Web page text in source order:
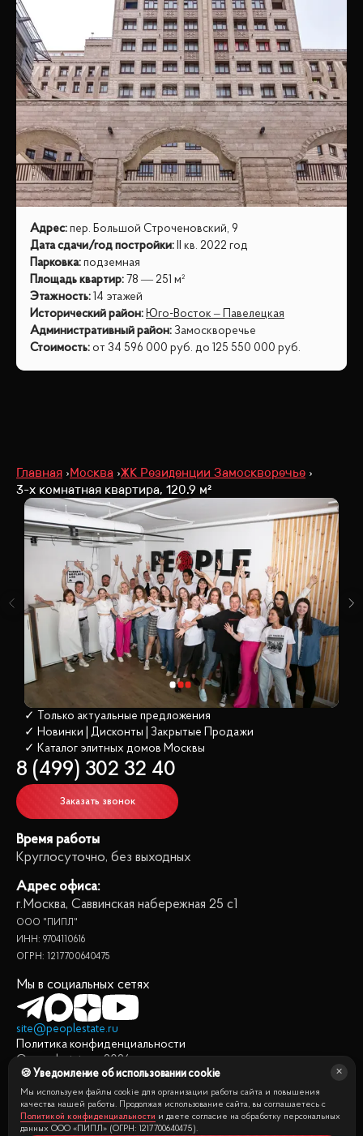
Адрес: пер. Большой Строченовский, 9
Дата сдачи/год постройки: II кв. 2022 год
Парковка: подземная
Площадь квартир: 78 — 251 м²
Этажность: 14 этажей
Исторический район: Юго-Восток – Павелецкая
Административный район: Замоскворечье
Стоимость: от 34 596 000 руб. до 125 550 000 руб.
Главная Москва ЖК Резиденции Замоскворечье
3-х комнатная квартира, 120.9 м²
✓ Только актуальные предложения
✓ Новинки | Дисконты | Закрытые Продажи
✓ Каталог элитных домов Москвы
8 (499) 302 32 40
Заказать звонок
Время работы
Круглосуточно, без выходных
Адрес офиса:
г.Москва, Саввинская набережная 25 с1
ООО "ПИПЛ"
ИНН: 9704110616
ОГРН: 1217700640475
Мы в социальных сетях
site@peoplestate.ru
Политика конфиденциальности
© peoplestate.ru 2026
Представленная на сайте информация, в т.ч. стоимости
квартир, носит информационный характер и не является
публичной офертой. Условия продажи квартиры могут быть
изменены собственником без уведомления.
🍪 Уведомление об использовании cookie
Мы используем файлы cookie для организации работы сайта и повышения
качества нашей работы. Продолжая использование сайта, вы соглашаетесь с
Политикой конфиденциальности и даете согласие на обработку персональных
данных ООО «ПИПЛ» (ОГРН: 1217700640475).